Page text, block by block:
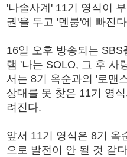
'나솔사계' 11기 영식이
권'을 두고 '멘붕'에 빠진
16일 오후 방송되는
램 '나는 SOLO, 그 후 사
서는 8기 옥순과의 '로맨
상대를 못 찾은 11기 영
려진다.
앞서 11기 영식은 8기 옥
으로 발전이 안 될 것 같